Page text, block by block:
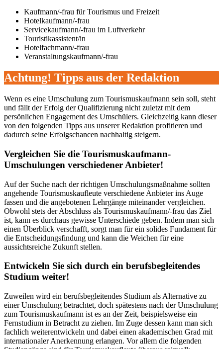
Kaufmann/-frau für Tourismus und Freizeit
Hotelkaufmann/-frau
Servicekaufmann/-frau im Luftverkehr
Touristikassistent/in
Hotelfachmann/-frau
Veranstaltungskaufmann/-frau
Achtung! Tipps aus der Redaktion
Wenn es eine Umschulung zum Tourismuskaufmann sein soll, steht
und fällt der Erfolg der Qualifizierung nicht zuletzt mit dem
persönlichen Engagement des Umschülers. Gleichzeitig kann dieser
von den folgenden Tipps aus unserer Redaktion profitieren und
dadurch seine Erfolgschancen nachhaltig steigern.
Vergleichen Sie die Tourismuskaufmann-
Umschulungen verschiedener Anbieter!
Auf der Suche nach der richtigen Umschulungsmaßnahme sollten
angehende Tourismuskaufleute verschiedene Anbieter ins Auge
fassen und die angebotenen Lehrgänge miteinander vergleichen.
Obwohl stets der Abschluss als Tourismuskaufmann/-frau das Ziel
ist, kann es durchaus gewisse Unterschiede geben. Indem man sich
einen Überblick verschafft, sorgt man für ein solides Fundament für
die Entscheidungsfindung und kann die Weichen für eine
aussichtsreiche Zukunft stellen.
Entwickeln Sie sich durch ein berufsbegleitendes
Studium weiter!
Zuweilen wird ein berufsbegleitendes Studium als Alternative zu
einer Umschulung betrachtet, doch spätestens nach der Umschulung
zum Tourismuskaufmann ist es an der Zeit, beispielsweise ein
Fernstudium in Betracht zu ziehen. Im Zuge dessen kann man sich
fachlich weiterentwickeln und dabei einen akademischen Grad mit
internationaler Anerkennung erlangen. Vor allem die folgenden